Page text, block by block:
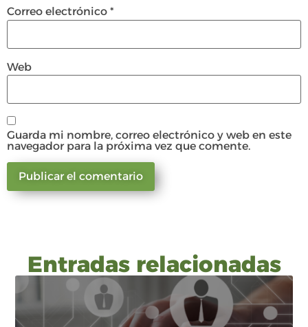
Correo electrónico *
Web
Guarda mi nombre, correo electrónico y web en este
navegador para la próxima vez que comente.
Entradas relacionadas